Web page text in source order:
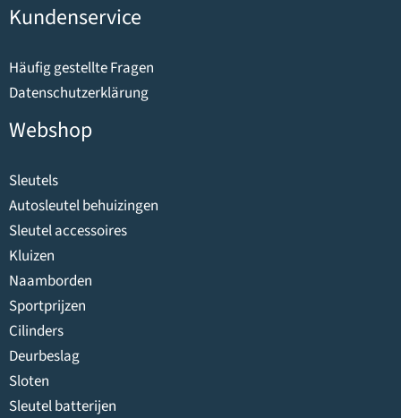
Kundenservice
Häufig gestellte Fragen
Datenschutzerklärung
Webshop
Sleutels
Autosleutel behuizingen
Sleutel accessoires
Kluizen
Naamborden
Sportprijzen
Cilinders
Deurbeslag
Sloten
Sleutel batterijen